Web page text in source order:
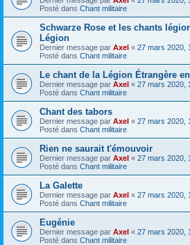
Posté dans Chant militaire
Schwarze Rose et les chants
Légion
Dernier message par Axel « 27 mars 2020,
Posté dans Chant militaire
Le chant de la Légion Étrangère
Dernier message par Axel « 27 mars 2020,
Posté dans Chant militaire
Chant des tabors
Dernier message par Axel « 27 mars 2020,
Posté dans Chant militaire
Rien ne saurait t'émouvoir
Dernier message par Axel « 27 mars 2020,
Posté dans Chant militaire
La Galette
Dernier message par Axel « 27 mars 2020,
Posté dans Chant militaire
Eugénie
Dernier message par Axel « 27 mars 2020,
Posté dans Chant militaire